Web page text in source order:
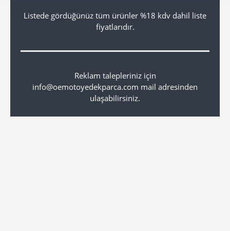
Listede gördüğünüz tüm ürünler %18 kdv dahil liste
fiyatlarıdır.
Reklam talepleriniz için
info@oemotoyedekparca.com mail adresinden
ulaşabilirsiniz.